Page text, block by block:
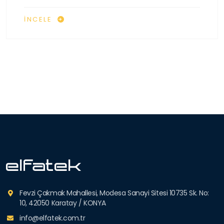
İNCELE
Fevzi Çakmak Mahallesi, Modesa Sanayi Sitesi 10735 Sk. No:
10, 42050 Karatay / KONYA
info@elfatek.com.tr